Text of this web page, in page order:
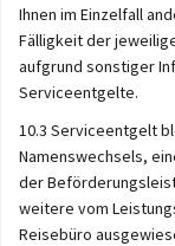
Ihnen im Einzelfall
Fälligkeit der
aufgrund sonstiger
Serviceentgelte.
10.3 Serviceentgelt
Namenswechsels,
der
weitere vom
Reisebüro